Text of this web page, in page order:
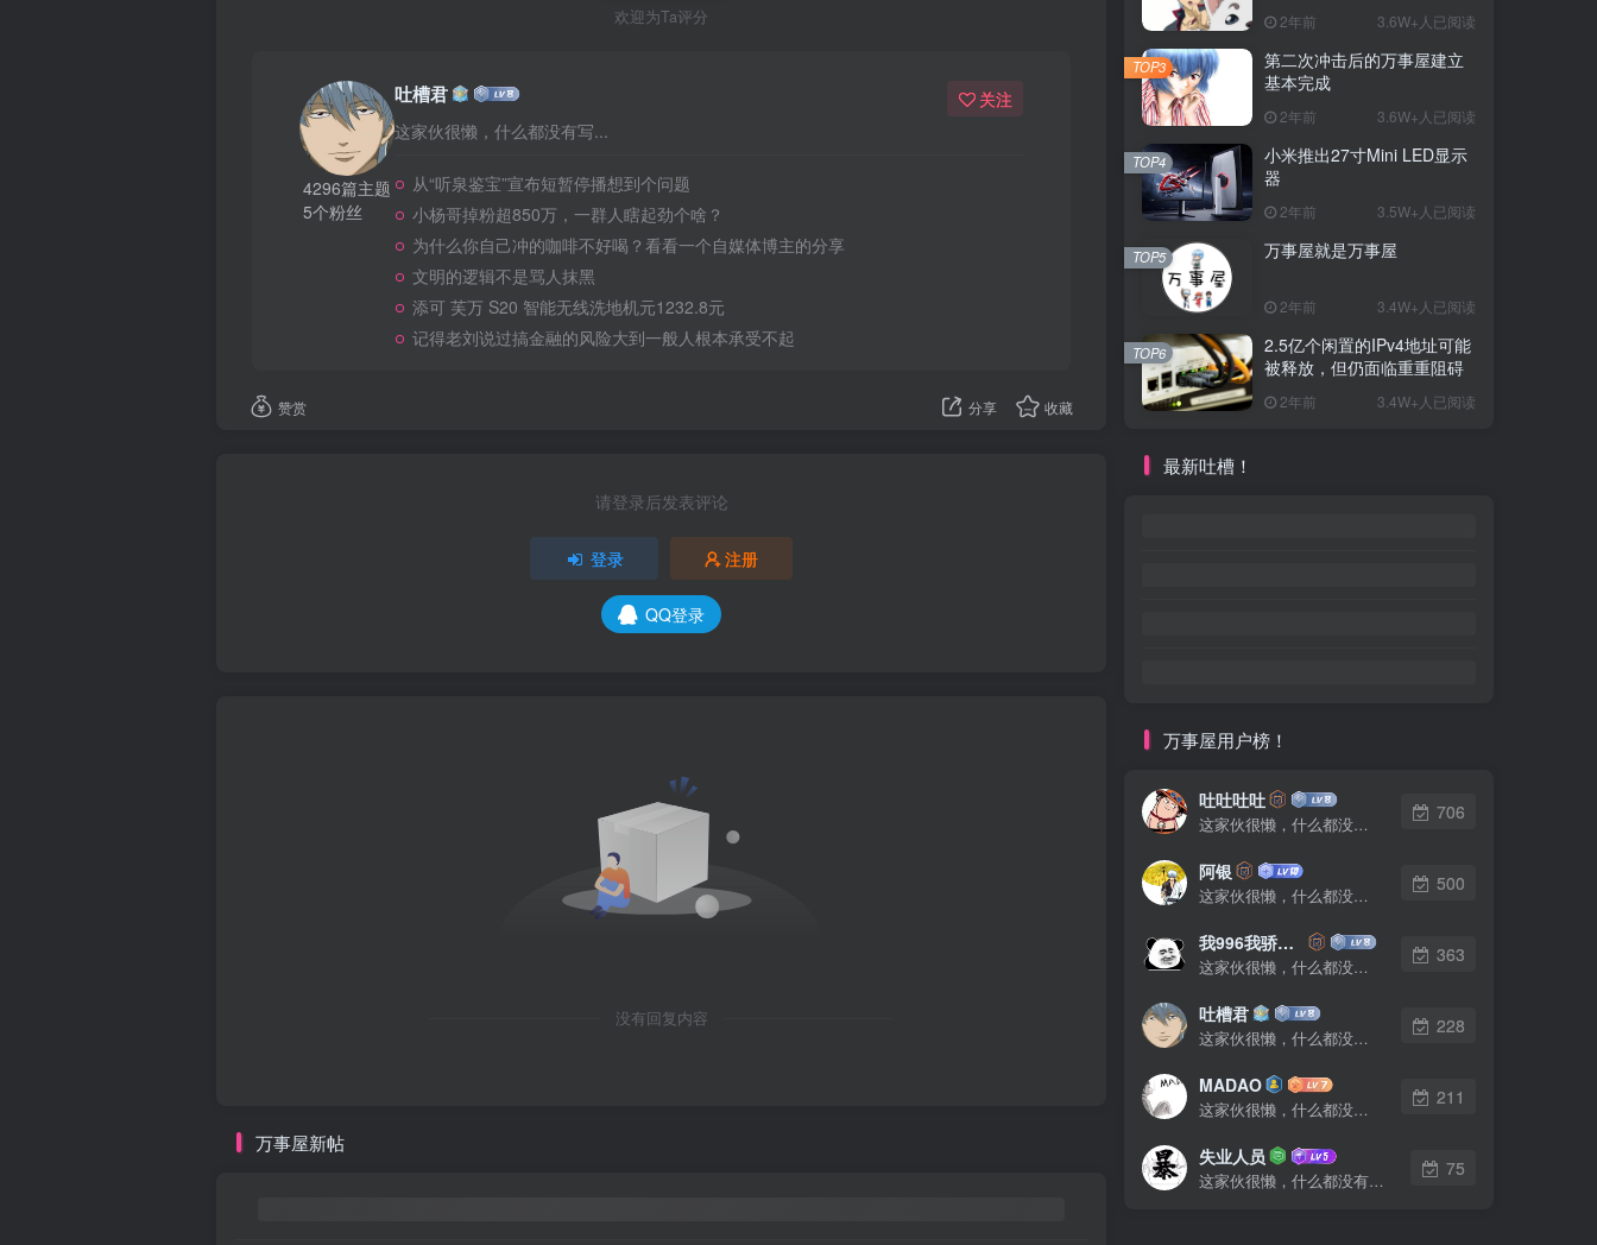
欢迎为Ta评分
4296篇主题
5个粉丝
吐槽君
这家伙很懒，什么都没有写...
关注
从“听泉鉴宝”宣布短暂停播想到个问题
小杨哥掉粉超850万，一群人瞎起劲个啥？
为什么你自己冲的咖啡不好喝？看看一个自媒体博主的分享
文明的逻辑不是骂人抹黑
添可 芙万 S20 智能无线洗地机元1232.8元
记得老刘说过搞金融的风险大到一般人根本承受不起
赞赏 分享 收藏
请登录后发表评论
登录 注册
QQ登录
没有回复内容
万事屋新帖
2年前 3.6W+人已阅读
第二次冲击后的万事屋建立
基本完成
2年前 3.6W+人已阅读
TOP3
小米推出27寸Mini LED显示
器
2年前 3.5W+人已阅读
TOP4
万事屋就是万事屋
2年前 3.4W+人已阅读
TOP5
2.5亿个闲置的IPv4地址可能
被释放，但仍面临重重阻碍
2年前 3.4W+人已阅读
TOP6
最新吐槽！
万事屋用户榜！
吐吐吐吐
这家伙很懒，什么都没有写...
706
阿银
这家伙很懒，什么都没有写...
500
我996我骄傲了么
这家伙很懒，什么都没有写...
363
吐槽君
这家伙很懒，什么都没有写...
228
MADAO
这家伙很懒，什么都没有写...
211
失业人员
这家伙很懒，什么都没有写...
75